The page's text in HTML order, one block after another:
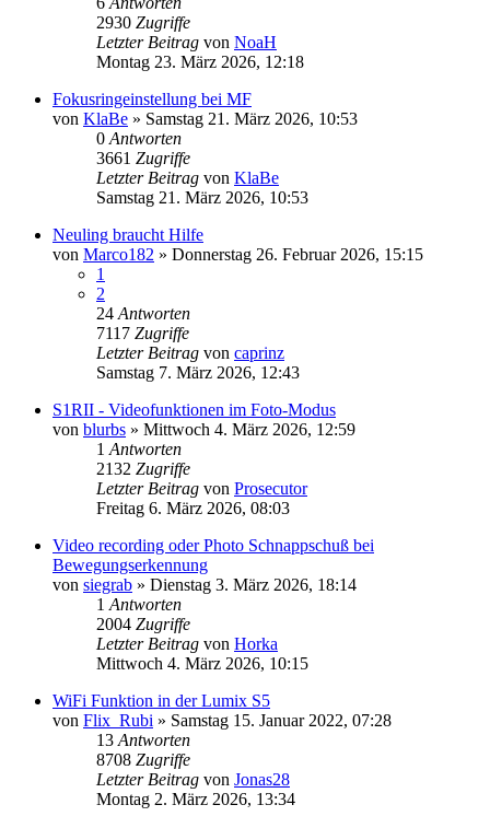
2930 Zugriffe
Letzter Beitrag von NoaH
Montag 23. März 2026, 12:18
Fokusringeinstellung bei MF
von KlaBe » Samstag 21. März 2026, 10:53
0 Antworten
3661 Zugriffe
Letzter Beitrag von KlaBe
Samstag 21. März 2026, 10:53
Neuling braucht Hilfe
von Marco182 » Donnerstag 26. Februar 2026, 15:15
1
2
24 Antworten
7117 Zugriffe
Letzter Beitrag von caprinz
Samstag 7. März 2026, 12:43
S1RII - Videofunktionen im Foto-Modus
von blurbs » Mittwoch 4. März 2026, 12:59
1 Antworten
2132 Zugriffe
Letzter Beitrag von Prosecutor
Freitag 6. März 2026, 08:03
Video recording oder Photo Schnappschuß bei
Bewegungserkennung
von siegrab » Dienstag 3. März 2026, 18:14
1 Antworten
2004 Zugriffe
Letzter Beitrag von Horka
Mittwoch 4. März 2026, 10:15
WiFi Funktion in der Lumix S5
von Flix_Rubi » Samstag 15. Januar 2022, 07:28
13 Antworten
8708 Zugriffe
Letzter Beitrag von Jonas28
Montag 2. März 2026, 13:34